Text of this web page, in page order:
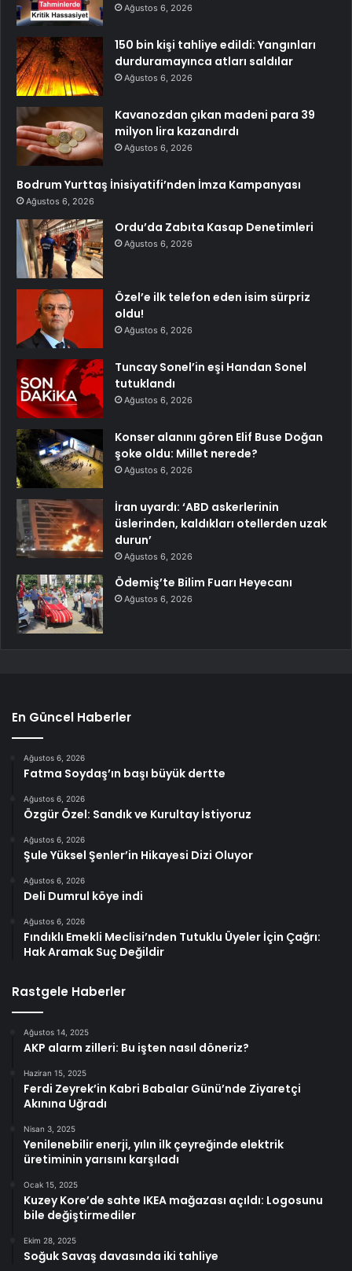
Ağustos 6, 2026
150 bin kişi tahliye edildi: Yangınları
durduramayınca atları saldılar
Ağustos 6, 2026
Kavanozdan çıkan madeni para 39
milyon lira kazandırdı
Ağustos 6, 2026
Bodrum Yurttaş İnisiyatifi’nden İmza Kampanyası
Ağustos 6, 2026
Ordu’da Zabıta Kasap Denetimleri
Ağustos 6, 2026
Özel’e ilk telefon eden isim sürpriz
oldu!
Ağustos 6, 2026
Tuncay Sonel’in eşi Handan Sonel
tutuklandı
Ağustos 6, 2026
Konser alanını gören Elif Buse Doğan
şoke oldu: Millet nerede?
Ağustos 6, 2026
İran uyardı: ‘ABD askerlerinin
üslerinden, kaldıkları otellerden uzak
durun’
Ağustos 6, 2026
Ödemiş’te Bilim Fuarı Heyecanı
Ağustos 6, 2026
En Güncel Haberler
Ağustos 6, 2026
Fatma Soydaş’ın başı büyük dertte
Ağustos 6, 2026
Özgür Özel: Sandık ve Kurultay İstiyoruz
Ağustos 6, 2026
Şule Yüksel Şenler’in Hikayesi Dizi Oluyor
Ağustos 6, 2026
Deli Dumrul köye indi
Ağustos 6, 2026
Fındıklı Emekli Meclisi’nden Tutuklu Üyeler İçin Çağrı:
Hak Aramak Suç Değildir
Rastgele Haberler
Ağustos 14, 2025
AKP alarm zilleri: Bu işten nasıl döneriz?
Haziran 15, 2025
Ferdi Zeyrek’in Kabri Babalar Günü’nde Ziyaretçi
Akınına Uğradı
Nisan 3, 2025
Yenilenebilir enerji, yılın ilk çeyreğinde elektrik
üretiminin yarısını karşıladı
Ocak 15, 2025
Kuzey Kore’de sahte IKEA mağazası açıldı: Logosunu
bile değiştirmediler
Ekim 28, 2025
Soğuk Savaş davasında iki tahliye